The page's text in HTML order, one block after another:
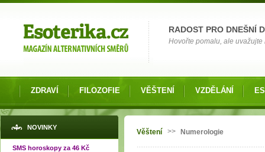
RADOST PRO DNEŠNÍ
Hovořte pomalu, ale uvažujte
ZDRAVÍ FILOZOFIE VĚŠTENÍ VZDĚLÁNÍ
NOVINKY
SMS horoskopy za 46 Kč
Jste zde
Věštení >> Numerologie